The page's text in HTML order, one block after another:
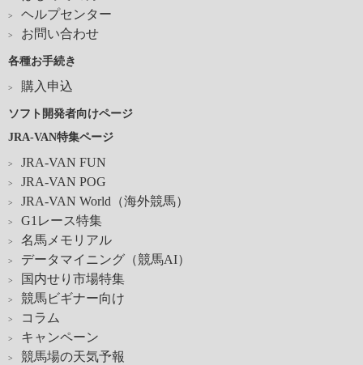
ヘルプセンター
お問い合わせ
各種お手続き
購入申込
ソフト開発者向けページ
JRA-VAN特集ページ
JRA-VAN FUN
JRA-VAN POG
JRA-VAN World（海外競馬）
G1レース特集
名馬メモリアル
データマイニング（競馬AI）
国内せり市場特集
競馬ビギナー向け
コラム
キャンペーン
競馬場の天気予報